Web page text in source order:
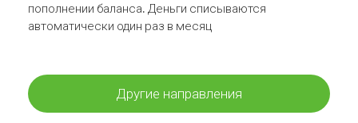
пополнении баланса. Деньги списываются
автоматически один раз в месяц
Другие направления